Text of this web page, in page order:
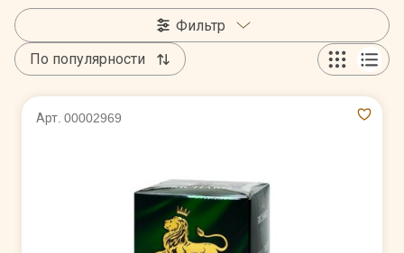
Фильтр
По популярности
Арт. 00002969